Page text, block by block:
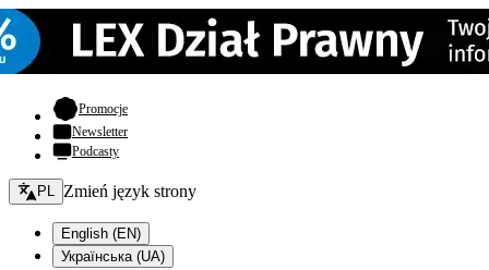
Promocje- otwiera się w nowej karcie
Newsletter
Podcasty
Zmień język - bieżący:
PL Zmień język strony
English (EN)
Українська (UA)